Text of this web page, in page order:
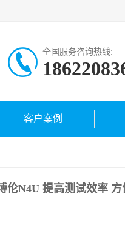
全国服务咨询热线:
客户案例
伦N4U 提高测试效率 方